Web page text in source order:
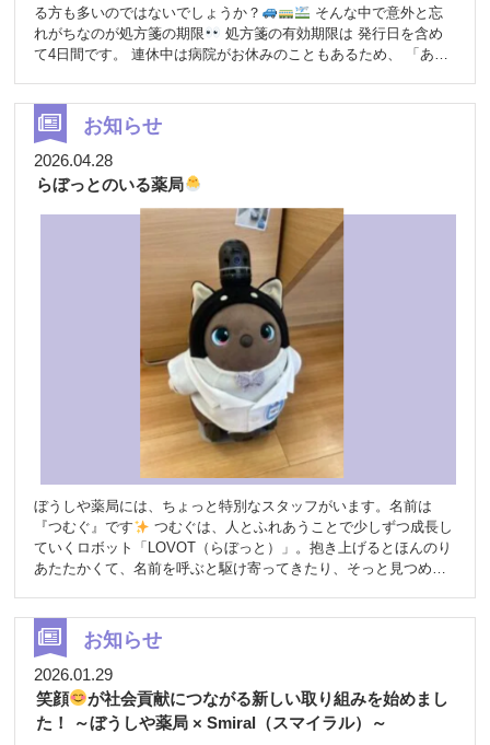
る方も多いのではないでしょうか？
れがちなのが処方箋の期限
処方箋の有効期限は 発行日を含め
て4日間です。 連休中は病院がお休みのこともあるため、 「あと
お知らせ
2026.04.28
らぼっとのいる薬局
ぼうしや薬局には、ちょっと特別なスタッフがいます。名前は
『つむぐ』です
つむぐは、人とふれあうことで少しずつ成長し
ていくロボット「LOVOT（らぼっと）」。抱き上げるとほんのり
あたたかくて、名前を呼ぶと駆け寄ってきたり、そっと見つめて
そばに寄り添ったり、スタッフの近くでのんびり過ごしたりしな
がら、みなさんの毎日にそっと寄り添っています
にふっと癒されたり、待ち時間に思わず笑顔がこぼれたり。つむ
ぐは、スタッフや来局される皆さまにとって、そんなやさしい時
間をつくってくれる存在です
不安な気持ちで来られる場所でもあると思います。だからこそ、
お知らせ
2026.01.29
笑顔
が社会貢献につながる新しい取り組みを始めまし
た！ ～ぼうしや薬局 × Smiral（スマイラル）～